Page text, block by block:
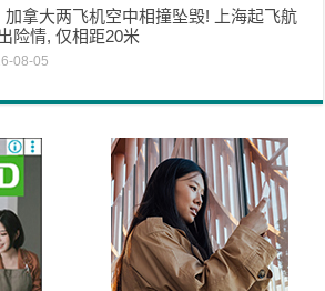
加拿大两飞机空中相撞坠毁! 上海起飞航
险情, 仅相距20米
08-05